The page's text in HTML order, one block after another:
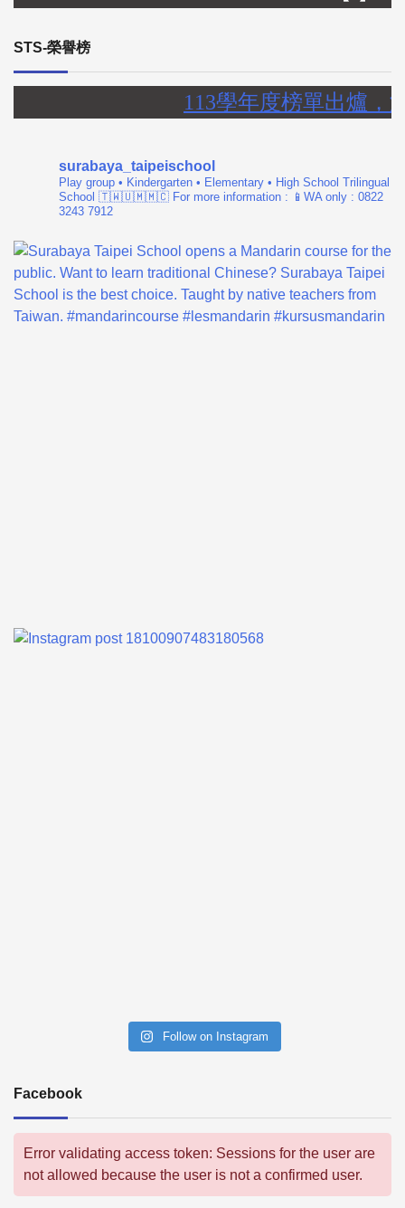
STS-榮譽榜
113學年度榜單出爐，
surabaya_taipeischool
Play group • Kindergarten • Elementary • High School Trilingual
School 🇹🇼🇺🇲🇲🇨 For more information : 📱WA only : 0822
3243 7912
Follow on Instagram
Facebook
Error validating access token: Sessions for the user are
not allowed because the user is not a confirmed user.